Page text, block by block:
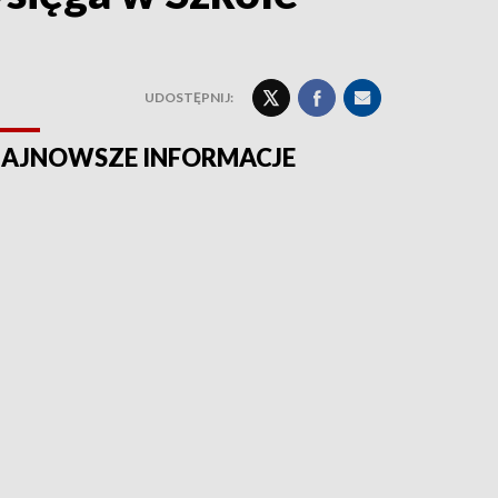
UDOSTĘPNIJ:
INFORMACJE